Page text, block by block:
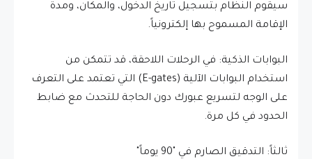
سيقوم النظام بتسجيل تاريخ الدخول، والمكان، ومدة
الإقامة المسموح بها إلكترونياً.
​البوابات الذكية: في الرحلات اللاحقة، قد تتمكن من
استخدام البوابات الآلية (E-gates) التي تعتمد على التعرف
على الوجه لتسريع عبورك دون الحاجة للتحدث مع ضابط
الحدود في كل مرة.
​ثالثاً: التدقيق الصارم في "90 يوماً"